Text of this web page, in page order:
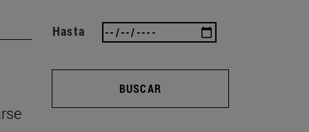
Hasta
BUSCAR